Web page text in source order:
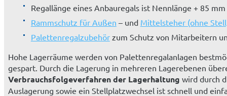
Regallänge eines Anbauregals ist Nennlänge + 85
Rammschutz für Außen – und Mittelsteher (ohne
Palettenregalzubehörzum Schutz von Mitarbeitern
Hohe Lagerräume werden von Palettenregalanlagen
gespart. Durch die Lagerung in mehreren Lagerebenen
Verbrauchsfolgeverfahren der Lagerhaltung wird durch
Auslagerung sowie ein Stellplatzwechsel ist schnell und